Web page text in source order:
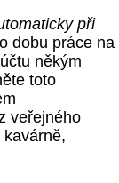
při
dobu práce na
někým
toto
veřejného